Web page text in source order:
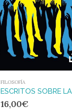
FILOSOFÍA
16,00€